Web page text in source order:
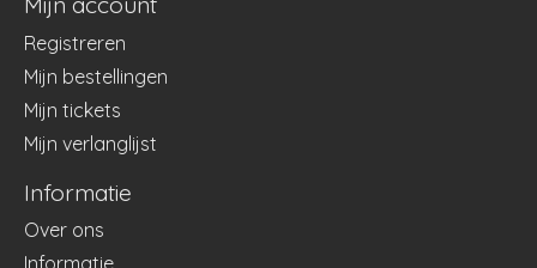
Registreren
Mijn bestellingen
Mijn tickets
Mijn verlanglijst
Informatie
Over ons